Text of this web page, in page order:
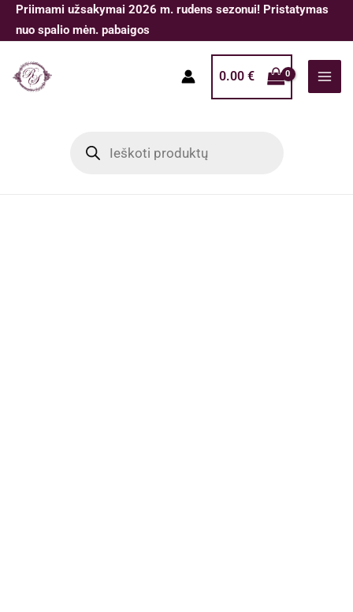
Pereiti
prie
Priimami užsakymai 2026 m. rudens sezonui! Pristatymas
nuo spalio mėn. pabaigos
0.00 €
search